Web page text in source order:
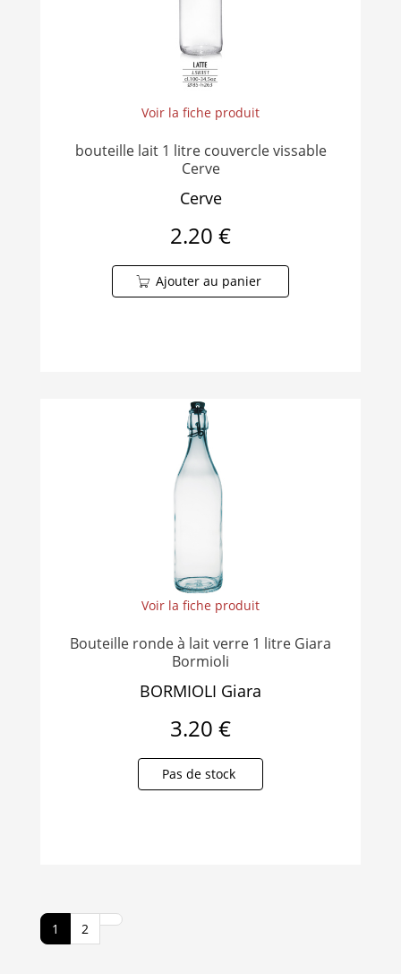
Voir la fiche produit
bouteille lait 1 litre couvercle vissable
Cerve
Cerve
2.20 €
Ajouter au panier
Voir la fiche produit
Bouteille ronde à lait verre 1 litre Giara
Bormioli
BORMIOLI Giara
3.20 €
Pas de stock
1 2